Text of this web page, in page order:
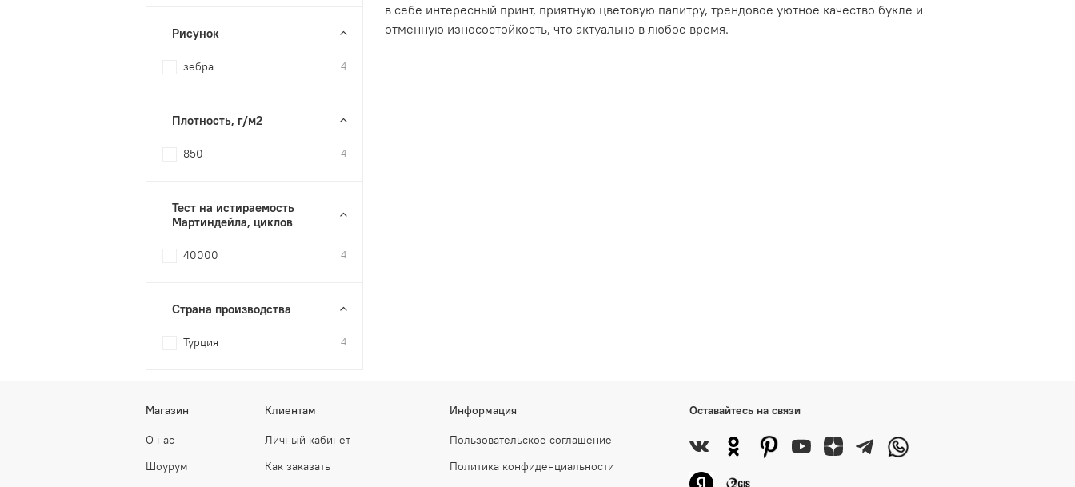
в себе интересный принт, приятную цветовую палитру, трендовое уютное качество букле и
отменную износостойкость, что актуально в любое время.
Рисунок
зебра 4
Плотность, г/м2
850 4
Тест на истираемость
Мартиндейла, циклов
40000 4
Страна производства
Турция 4
Магазин
О нас
Шоурум
Клиентам
Личный кабинет
Как заказать
Информация
Пользовательское соглашение
Политика конфиденциальности
Оставайтесь на связи